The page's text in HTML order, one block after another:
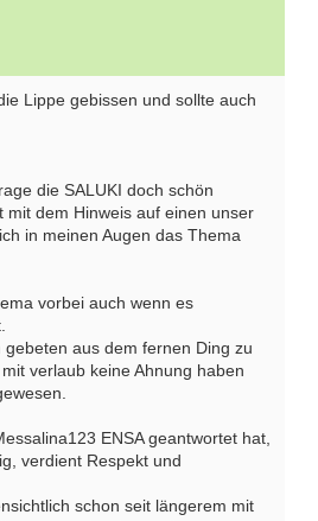
Lippe gebissen und sollte auch
die SALUKI doch schön
mit dem Hinweis auf einen unser
in meinen Augen das Thema
vorbei auch wenn es
gebeten aus dem fernen Ding zu
verlaub keine Ahnung haben
ENSA geantwortet hat,
verdient Respekt und
schon seit längerem mit